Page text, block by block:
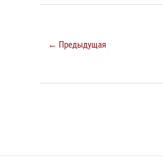
← Предыдущая